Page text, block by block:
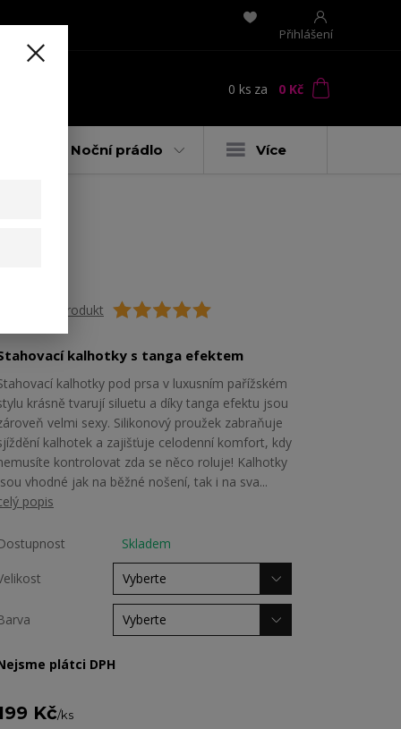
Přihlášení
0 ks za 0 Kč
Noční prádlo Více
produkt
kalhotky s tanga efektem
kalhotky pod prsa v luxusním pařížském
krásně tvarují siluetu a díky tanga efektu jsou
velmi sexy. Silikonový proužek zabraňuje
kalhotek a zajišťuje celodenní komfort, kdy
kontrolovat zda se něco roluje! Kalhotky
vhodné jak na běžné nošení, tak i na sva...
popis
Skladem
plátci DPH
Kč/ks